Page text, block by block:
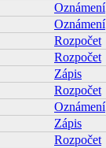
Oznámení
Oznámení
Rozpočet
Rozpočet
Zápis
Rozpočet
Oznámení
Zápis
Rozpočet